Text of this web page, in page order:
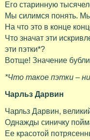
Его старинную
Мы силимся понять.
На что это в конце
Что значат эти
эти пэтки*?
Вотще! Значение
*Что такое пэтки –
Чарльз Дарвин
Чарльз Дарвин,
Однажды синичку
Ее красотой